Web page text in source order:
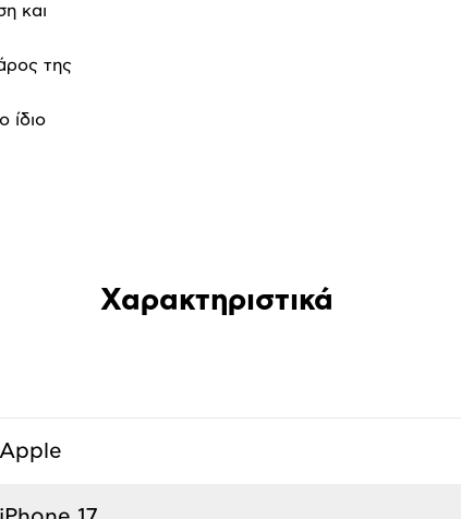
και
της
ίδιο
Χαρακτηριστικά
Apple